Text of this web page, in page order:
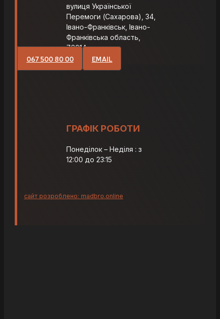
вулиця Української
Перемоги (Сахарова), 34,
Івано-Франківськ, Івано-
Франківська область,
76014
067 500 80 00 EMAIL
ГРАФІК РОБОТИ
Понеділок – Неділя : з
12:00 до 23:15
сайт розроблено: madbro.online